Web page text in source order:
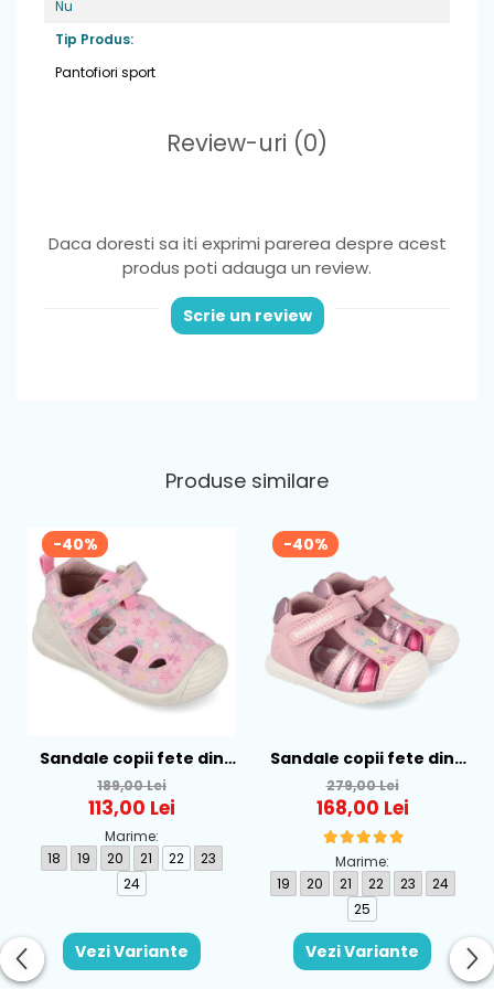
Fara arc plantar
Material
: din cauciuc, ce ofera protectie
o fixare optima si incaltare usoara
: detasabil din piele naturala
Nu
Tip Produs:
Pantofiori sport
Review-uri (0)
Daca doresti sa iti exprimi parerea despre acest
produs poti adauga un review.
Scrie un review
Produse similare
-40%
Sandale copii fete din
textil Biomecanics, Roz -
262177-A032
189,00 Lei
113,00 Lei
Marime:
18
19 20 21 22
23
24
Vezi Variante
-40%
Sandale copii fete din
piele Biomecanics, Roz -
262109-A032
279,00 Lei
168,00 Lei
Marime:
19
20 21 22 23
24
25
Vezi Variante